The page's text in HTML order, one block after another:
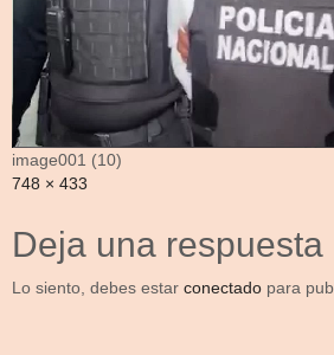
image001 (10)
Full
748 × 433
Deja una respuesta
Lo siento, debes estar conectado para